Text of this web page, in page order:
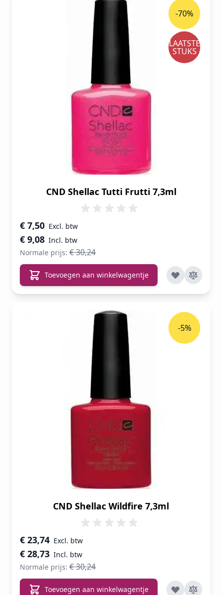
CND Shellac Tutti Frutti 7,3ml
Speciale prijs
€ 9,08
€ 7,50
Normale prijs: € 30,24
-70%
LAATSTE
STUKS
Toevoegen aan winkelwagentje
CND Shellac Wildfire 7,3ml
Speciale prijs
€ 28,73
€ 23,74
Normale prijs: € 30,24
-5%
Toevoegen aan winkelwagentje